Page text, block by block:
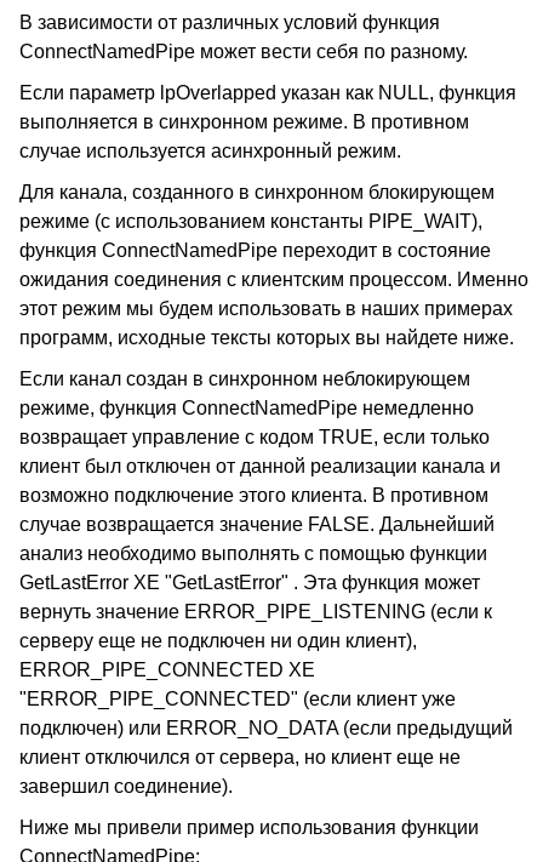
В зависимости от различных условий функция
ConnectNamedPipe может вести себя по разному.
Если параметр lpOverlapped указан как NULL, функция
выполняется в синхронном режиме. В противном
случае используется асинхронный режим.
Для канала, созданного в синхронном блокирующем
режиме (с использованием константы PIPE_WAIT),
функция ConnectNamedPipe переходит в состояние
ожидания соединения с клиентским процессом. Именно
этот режим мы будем использовать в наших примерах
программ, исходные тексты которых вы найдете ниже.
Если канал создан в синхронном неблокирующем
режиме, функция ConnectNamedPipe немедленно
возвращает управление с кодом TRUE, если только
клиент был отключен от данной реализации канала и
возможно подключение этого клиента. В противном
случае возвращается значение FALSE. Дальнейший
анализ необходимо выполнять с помощью функции
GetLastError XE "GetLastError" . Эта функция может
вернуть значение ERROR_PIPE_LISTENING (если к
серверу еще не подключен ни один клиент),
ERROR_PIPE_CONNECTED XE
"ERROR_PIPE_CONNECTED" (если клиент уже
подключен) или ERROR_NO_DATA (если предыдущий
клиент отключился от сервера, но клиент еще не
завершил соединение).
Ниже мы привели пример использования функции
ConnectNamedPipe: